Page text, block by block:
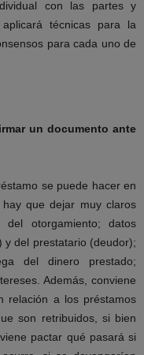
con las partes y
técnicas para la
para cada uno de
un documento ante
se puede hacer en
que dejar muy claros
otorgamiento; datos
y del prestatario (deudor);
del dinero prestado;
Además, conviene
relación a los préstamos
son retribuidos, si bien
pactar qué pasará si